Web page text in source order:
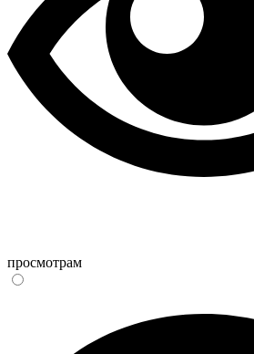
просмотрам